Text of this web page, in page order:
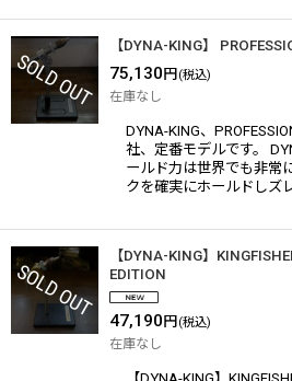
【DYNA-KING】
75,130 円 (税込)
在庫なし
DYNA-KING、
社、定番モデルです。
ールド力は世界でも非常
クを確実にホールドしズ
【DYNA-KING】
EDITION
47,190 円 (税込)
在庫なし